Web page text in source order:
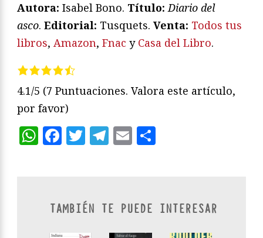
Autora: Isabel Bono. Título: Diario del
asco. Editorial: Tusquets. Venta: Todos tus
libros, Amazon, Fnac y Casa del Libro.
4.1/5 (7 Puntuaciones. Valora este artículo,
por favor)
WhatsApp
Facebook
Twitter
Telegram
Email
TAMBIÉN TE PUEDE INTERESAR